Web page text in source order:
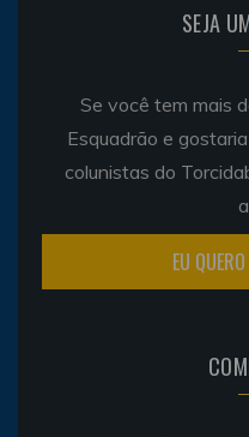
SEJA
Se você tem mais
Esquadrão e
colunistas do
EU